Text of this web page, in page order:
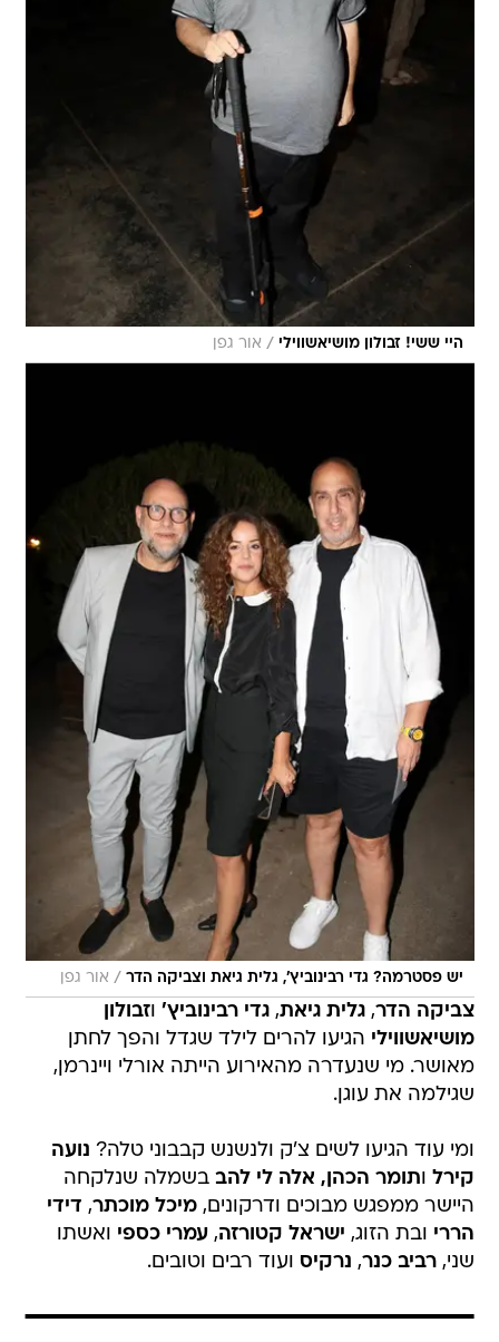
היי ששי! זבולון מושיאשווילי / אור גפן
יש פסטרמה? גדי רבינוביץ', גלית גיאת וצביקה הדר / אור גפן
צביקה הדר,גלית גיאת,גדי רבינוביץ' וזבולון
מושיאשווילי הגיעו להרים לילד שגדל והפך לחתן
מאושר. מי שנעדרה מהאירוע הייתה אורלי ויינרמן,
שגילמה את עוגן.
ומי עוד הגיעו לשים צ'ק ולנשנש קבבוני טלה? נועה
קירל ותומר הכהן, אלה לי להב בשמלה שנלקחה
היישר ממפגש מבוכים ודרקונים,מיכל מוכתר, דידי
הררי ובת הזוג, ישראל קטורזה,עמרי כספי ואשתו
שני,רביב כנר, נרקיס ועוד רבים וטובים.